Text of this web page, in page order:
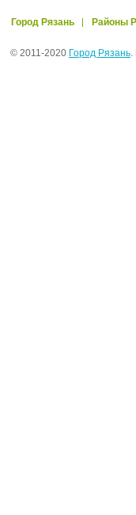
Город Рязань Районы
© 2011-2020 Город Рязань.